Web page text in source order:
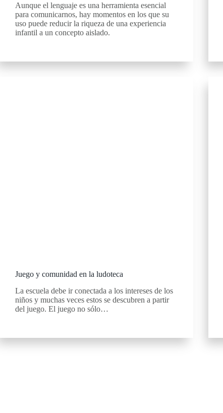
Aunque el lenguaje es una herramienta esencial
para comunicarnos, hay momentos en los que su
uso puede reducir la riqueza de una experiencia
infantil a un concepto aislado.
Juego y comunidad en la ludoteca
La escuela debe ir conectada a los intereses de los
niños y muchas veces estos se descubren a partir
del juego. El juego no sólo…